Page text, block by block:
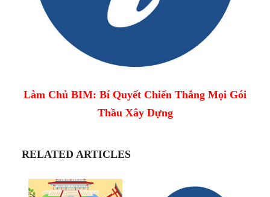
Làm Chủ BIM: Bí Quyết Chiến Thắng Mọi Gói
Thầu Xây Dựng
RELATED ARTICLES